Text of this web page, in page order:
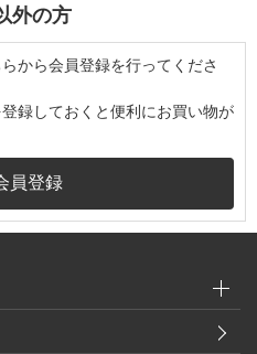
外の方
から会員登録を行ってくださ
録しておくと便利にお買い物が